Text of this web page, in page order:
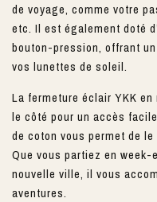
de voyage, comme votre
etc. Il est également doté
bouton-pression, offrant
vos lunettes de soleil.
La fermeture éclair YKK
le côté pour un accès
de coton vous permet de
Que vous partiez en week-
nouvelle ville, il vous
aventures.